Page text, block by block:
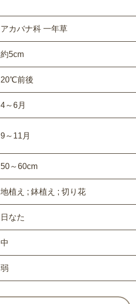
アカバナ科 一年草
約5cm
20℃前後
4～6月
9～11月
50～60cm
地植え ; 鉢植え ; 切り花
日なた
中
弱